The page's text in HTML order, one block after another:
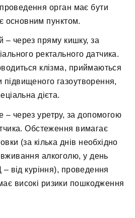
орган має бути
основним пунктом.
– через пряму кишку, за
ректального датчика.
клізма, приймаються
підвищеного газоутворення,
дієта.
– через уретру, за допомогою
Обстеження вимагає
(за кілька днів необхідно
вживання алкоголю, у день
від куріння), проведення
високі ризики пошкодження